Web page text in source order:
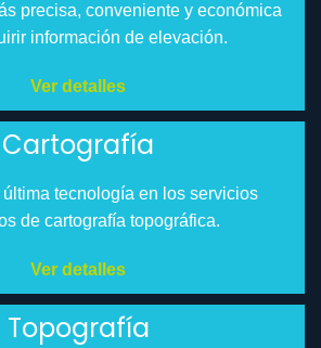
precisa, conveniente y económica
información de elevación.
Ver detalles
Cartografía
tecnología en los servicios
de cartografía topográfica.
Ver detalles
Topografía